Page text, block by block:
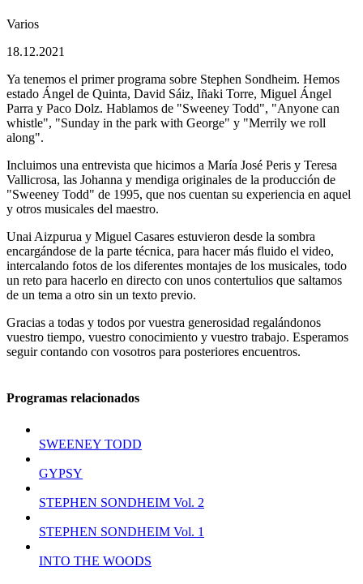
Varios
18.12.2021
Ya tenemos el primer programa sobre Stephen Sondheim. Hemos
estado Ángel de Quinta, David Sáiz, Iñaki Torre, Miguel Ángel
Parra y Paco Dolz. Hablamos de "Sweeney Todd", "Anyone can
whistle", "Sunday in the park with George" y "Merrily we roll
along".
Incluimos una entrevista que hicimos a María José Peris y Teresa
Vallicrosa, las Johanna y mendiga originales de la producción de
"Sweeney Todd" de 1995, que nos cuentan su experiencia en aquel
y otros musicales del maestro.
Unai Aizpurua y Miguel Casares estuvieron desde la sombra
encargándose de la parte técnica, para hacer más fluido el video,
intercalando fotos de los diferentes montajes de los musicales, todo
un reto para hacerlo en directo con unos contertulios que saltamos
de un tema a otro sin un texto previo.
Gracias a todas y todos por vuestra generosidad regalándonos
vuestro tiempo, vuestro conocimiento y vuestro trabajo. Esperamos
seguir contando con vosotros para posteriores encuentros.
Programas relacionados
SWEENEY TODD
GYPSY
STEPHEN SONDHEIM Vol. 2
STEPHEN SONDHEIM Vol. 1
INTO THE WOODS